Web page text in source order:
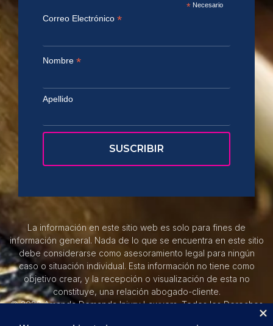
*Necesario
Correo Electrónico *
Nombre *
Apellido
La información en este sitio web es solo para fines de
información general. Nada de lo que se encuentra en este sitio
debe considerarse como asesoramiento legal para ningún
caso o situación individual. Esta información no tiene como
objetivo crear, y la recepción o visualización de esta no
constituye, una relación abogado-cliente.
© 2026 Amanda Demanda Injury Lawyers. Todos los Derechos